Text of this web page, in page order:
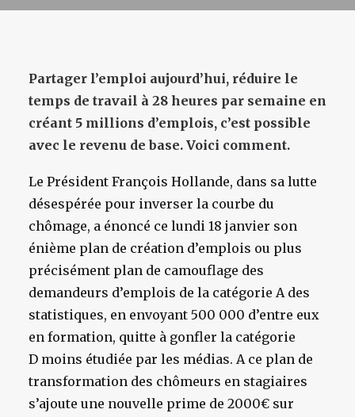
Partager l’emploi aujourd’hui, réduire le
temps de travail à 28 heures par semaine en
créant 5 millions d’emplois, c’est possible
avec le revenu de base. Voici comment.
Le Président François Hollande, dans sa lutte
désespérée pour inverser la courbe du
chômage, a énoncé ce lundi 18 janvier son
énième plan de création d’emplois ou plus
précisément plan de camouflage des
demandeurs d’emplois de la catégorie A des
statistiques, en envoyant 500 000 d’entre eux
en formation, quitte à gonfler la catégorie
D moins étudiée par les médias. A ce plan de
transformation des chômeurs en stagiaires
s’ajoute une nouvelle prime de 2000€ sur